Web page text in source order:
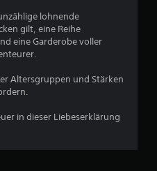
g
3
.
lohnende
gilt, eine Reihe
eine Garderobe voller
Altersgruppen und Stärken
in dieser Liebeserklärung